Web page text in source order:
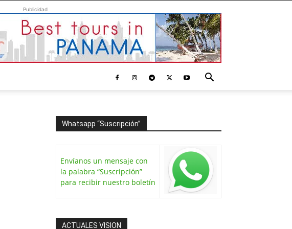
Publicidad
Whatsapp “Suscripción”
Envíanos un mensaje con
la palabra “Suscripción”
para recibir nuestro boletín
ACTUALES VISION